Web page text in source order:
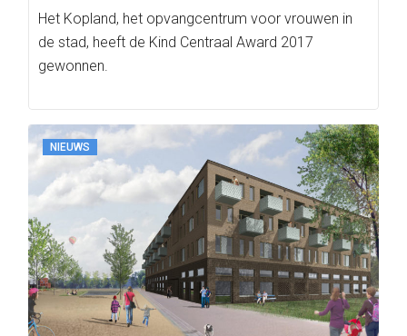
Het Kopland, het opvangcentrum voor vrouwen in
de stad, heeft de Kind Centraal Award 2017
gewonnen.
NIEUWS